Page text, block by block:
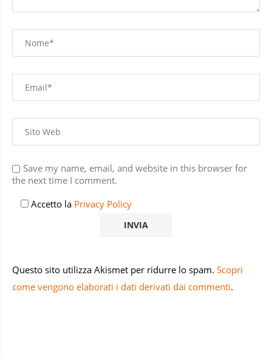
Save my name, email, and website in this browser for
the next time I comment.
Accetto la Privacy Policy
Questo sito utilizza Akismet per ridurre lo spam. Scopri
come vengono elaborati i dati derivati dai commenti.